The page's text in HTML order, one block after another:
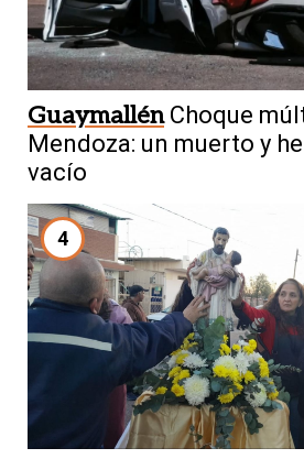
Guaymallén Choque
Mendoza: un muerto y
vacío
4